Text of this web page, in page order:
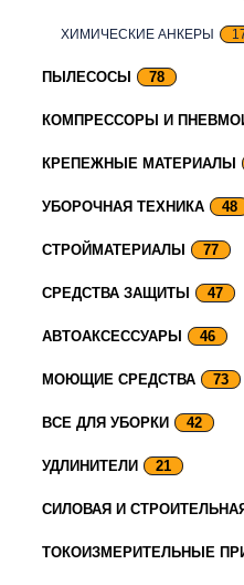
ХИМИЧЕСКИЕ АНКЕРЫ
ПЫЛЕСОСЫ 78
КОМПРЕССОРЫ И
КРЕПЕЖНЫЕ МАТЕРИАЛЫ
УБОРОЧНАЯ ТЕХНИКА 48
СТРОЙМАТЕРИАЛЫ 77
СРЕДСТВА ЗАЩИТЫ 47
АВТОАКСЕССУАРЫ 46
МОЮЩИЕ СРЕДСТВА 73
ВСЕ ДЛЯ УБОРКИ 42
УДЛИНИТЕЛИ 21
СИЛОВАЯ И
ТОКОИЗМЕРИТЕЛЬНЫЕ